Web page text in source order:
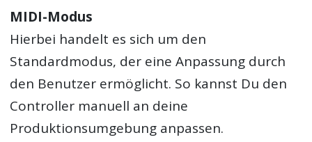
MIDI-Modus
Hierbei handelt es sich um den
Standardmodus, der eine Anpassung durch
den Benutzer ermöglicht. So kannst Du den
Controller manuell an deine
Produktionsumgebung anpassen.